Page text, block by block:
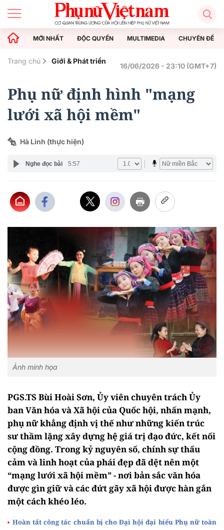
MỚI NHẤT ĐỘC QUYỀN MULTIMEDIA CHUYÊN ĐỀ
Trang chủ Giới & Phát triển
16/06/2026 - 23:10 (GMT+7)
Phụ nữ định hình "mạng
lưới xã hội mềm"
Hà Linh (thực hiện)
Nghe đọc bài 5:57
Ảnh minh họa
PGS.TS Bùi Hoài Sơn, Ủy viên chuyên trách Ủy
ban Văn hóa và Xã hội của Quốc hội, nhấn mạnh,
phụ nữ khẳng định vị thế như những kiến trúc
sư thầm lặng xây dựng hệ giá trị đạo đức, kết nối
cộng đồng. Trong kỷ nguyên số, chính sự thấu
cảm và linh hoạt của phái đẹp đã dệt nên một
“mạng lưới xã hội mềm” - nơi bản sắc văn hóa
được gìn giữ và các đứt gãy xã hội được hàn gắn
một cách khéo léo.
Hoàn tất công tác chuẩn bị cho Đại hội đại biểu Phụ nữ toàn